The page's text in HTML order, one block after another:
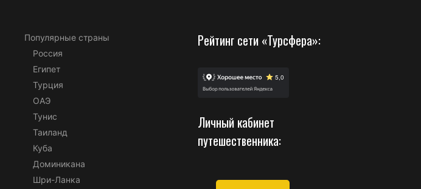
Популярные страны
Россия
Египет
Турция
ОАЭ
Тунис
Таиланд
Куба
Доминикана
Шри-Ланка
Рейтинг сети «Турсфера»:
Личный кабинет
путешественника: